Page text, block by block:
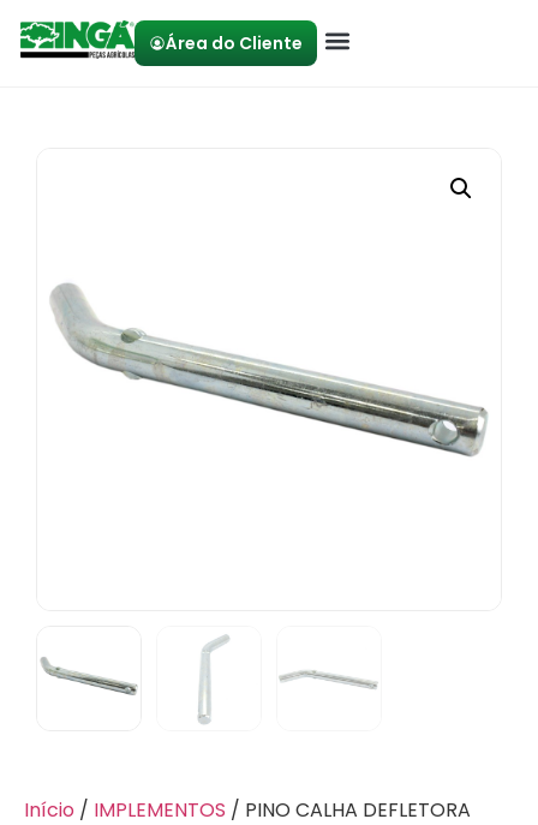
Área do Cliente
Início / IMPLEMENTOS / PINO CALHA DEFLETORA